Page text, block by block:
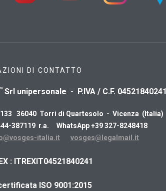
DI CONTATTO
Srl unipersonale - P.IVA / C.F. 04521840241
133 36040 Torri di Quartesolo - Vicenza (Italia)
387119 r.a. WhatsApp +39 327-8248418
italia.it vosges@legalmail.it
: ITREXIT04521840241
ISO 9001:2015